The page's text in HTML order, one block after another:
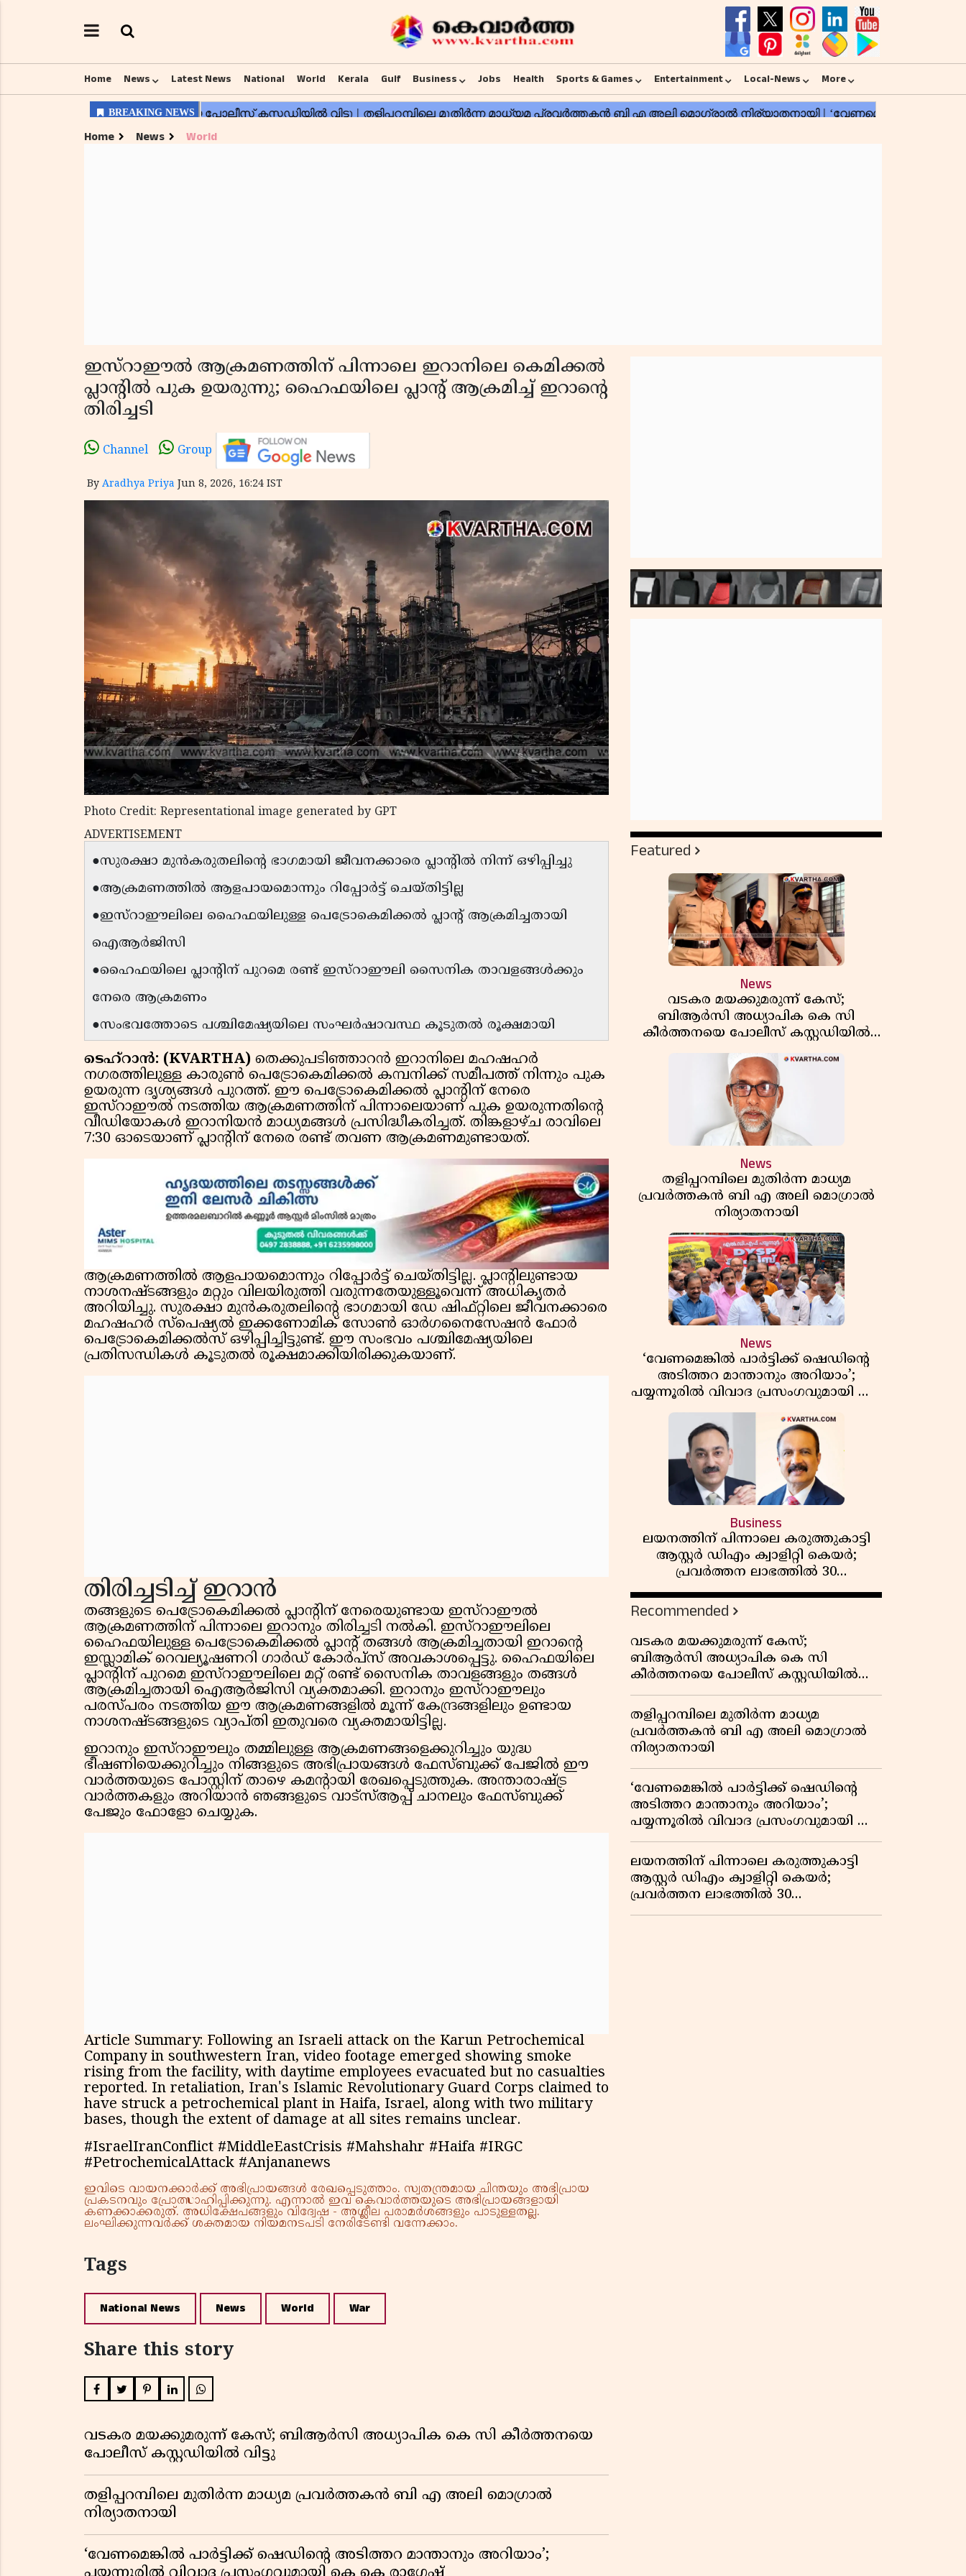
Home News Latest News National World Kerala Gulf Business Jobs Health Sports & Games Entertainment Local-News More
Home News World
ഇസ്റാഈൽ ആക്രമണത്തിന് പിന്നാലെ ഇറാനിലെ കെമിക്കൽ
പ്ലാൻ്റിൽ പുക ഉയരുന്നു; ഹൈഫയിലെ പ്ലാൻ്റ് ആക്രമിച്ച് ഇറാൻ്റെ
തിരിച്ചടി
Channel Group
By Aradhya Priya Jun 8, 2026, 16:24 IST
Photo Credit: Representational image generated by GPT
ADVERTISEMENT
●സുരക്ഷാ മുൻകരുതലിൻ്റെ ഭാഗമായി ജീവനക്കാരെ പ്ലാൻ്റിൽ നിന്ന് ഒഴിപ്പിച്ചു
●ആക്രമണത്തിൽ ആളപായമൊന്നും റിപ്പോർട്ട് ചെയ്തിട്ടില്ല
●ഇസ്റാഈലിലെ ഹൈഫയിലുള്ള പെട്രോകെമിക്കൽ പ്ലാൻ്റ് ആക്രമിച്ചതായി
ഐആർജിസി
●ഹൈഫയിലെ പ്ലാൻ്റിന് പുറമെ രണ്ട് ഇസ്റാഈലി സൈനിക താവളങ്ങൾക്കും
നേരെ ആക്രമണം
●സംഭവത്തോടെ പശ്ചിമേഷ്യയിലെ സംഘർഷാവസ്ഥ കൂടുതൽ രൂക്ഷമായി
ടെഹ്റാൻ: (KVARTHA) തെക്കുപടിഞ്ഞാറൻ ഇറാനിലെ മഹഷഹർ
നഗരത്തിലുള്ള കാരുൺ പെട്രോകെമിക്കൽ കമ്പനിക്ക് സമീപത്ത് നിന്നും പുക
ഉയരുന്ന ദൃശ്യങ്ങൾ പുറത്ത്. ഈ പെട്രോകെമിക്കൽ പ്ലാൻ്റിന് നേരെ
ഇസ്റാഈൽ നടത്തിയ ആക്രമണത്തിന് പിന്നാലെയാണ് പുക ഉയരുന്നതിൻ്റെ
വീഡിയോകൾ ഇറാനിയൻ മാധ്യമങ്ങൾ പ്രസിദ്ധീകരിച്ചത്. തിങ്കളാഴ്ച രാവിലെ
7:30 ഓടെയാണ് പ്ലാൻ്റിന് നേരെ രണ്ട് തവണ ആക്രമണമുണ്ടായത്.
ആക്രമണത്തിൽ ആളപായമൊന്നും റിപ്പോർട്ട് ചെയ്തിട്ടില്ല. പ്ലാൻ്റിലുണ്ടായ
നാശനഷ്ടങ്ങളും മറ്റും വിലയിരുത്തി വരുന്നതേയുള്ളൂവെന്ന് അധികൃതർ
അറിയിച്ചു. സുരക്ഷാ മുൻകരുതലിൻ്റെ ഭാഗമായി ഡേ ഷിഫ്റ്റിലെ ജീവനക്കാരെ
മഹഷഹർ സ്പെഷ്യൽ ഇക്കണോമിക് സോൺ ഓർഗനൈസേഷൻ ഫോർ
പെട്രോകെമിക്കൽസ് ഒഴിപ്പിച്ചിട്ടുണ്ട്. ഈ സംഭവം പശ്ചിമേഷ്യയിലെ
പ്രതിസന്ധികൾ കൂടുതൽ രൂക്ഷമാക്കിയിരിക്കുകയാണ്.
തിരിച്ചടിച്ച് ഇറാൻ
തങ്ങളുടെ പെട്രോകെമിക്കൽ പ്ലാൻ്റിന് നേരെയുണ്ടായ ഇസ്റാഈൽ
ആക്രമണത്തിന് പിന്നാലെ ഇറാനും തിരിച്ചടി നൽകി. ഇസ്റാഈലിലെ
ഹൈഫയിലുള്ള പെട്രോകെമിക്കൽ പ്ലാൻ്റ് തങ്ങൾ ആക്രമിച്ചതായി ഇറാൻ്റെ
ഇസ്ലാമിക് റെവല്യൂഷണറി ഗാർഡ് കോർപ്സ് അവകാശപ്പെട്ടു. ഹൈഫയിലെ
പ്ലാൻ്റിന് പുറമെ ഇസ്റാഈലിലെ മറ്റ് രണ്ട് സൈനിക താവളങ്ങളും തങ്ങൾ
ആക്രമിച്ചതായി ഐആർജിസി വ്യക്തമാക്കി. ഇറാനും ഇസ്റാഈലും
പരസ്പരം നടത്തിയ ഈ ആക്രമണങ്ങളിൽ മൂന്ന് കേന്ദ്രങ്ങളിലും ഉണ്ടായ
നാശനഷ്ടങ്ങളുടെ വ്യാപ്തി ഇതുവരെ വ്യക്തമായിട്ടില്ല.
ഇറാനും ഇസ്റാഈലും തമ്മിലുള്ള ആക്രമണങ്ങളെക്കുറിച്ചും യുദ്ധ
ഭീഷണിയെക്കുറിച്ചും നിങ്ങളുടെ അഭിപ്രായങ്ങൾ ഫേസ്ബുക്ക് പേജിൽ ഈ
വാർത്തയുടെ പോസ്റ്റിന് താഴെ കമൻ്റായി രേഖപ്പെടുത്തുക. അന്താരാഷ്ട്ര
വാർത്തകളും അറിയാൻ ഞങ്ങളുടെ വാട്സ്ആപ്പ് ചാനലും ഫേസ്ബുക്ക്
പേജും ഫോളോ ചെയ്യുക.
Article Summary: Following an Israeli attack on the Karun Petrochemical
Company in southwestern Iran, video footage emerged showing smoke
rising from the facility, with daytime employees evacuated but no casualties
reported. In retaliation, Iran's Islamic Revolutionary Guard Corps claimed to
have struck a petrochemical plant in Haifa, Israel, along with two military
bases, though the extent of damage at all sites remains unclear.
#IsraelIranConflict #MiddleEastCrisis #Mahshahr #Haifa #IRGC
#PetrochemicalAttack #Anjananews
ഇവിടെ വായനക്കാർക്ക് അഭിപ്രായങ്ങൾ രേഖപ്പെടുത്താം. സ്വതന്ത്രമായ ചിന്തയും അഭിപ്രായ
പ്രകടനവും പ്രോത്സാഹിപ്പിക്കുന്നു. എന്നാൽ ഇവ കെവാർത്തയുടെ അഭിപ്രായങ്ങളായി
കണക്കാക്കരുത്. അധിക്ഷേപങ്ങളും വിദ്വേഷ - അശ്ലീല പരാമർശങ്ങളും പാടുള്ളതല്ല.
ലംഘിക്കുന്നവർക്ക് ശക്തമായ നിയമനടപടി നേരിടേണ്ടി വന്നേക്കാം.
Tags
National News News World War
Share this story
വടകര മയക്കുമരുന്ന് കേസ്; ബിആർസി അധ്യാപിക കെ സി കീർത്തനയെ
പോലീസ് കസ്റ്റഡിയിൽ വിട്ടു
തളിപ്പറമ്പിലെ മുതിർന്ന മാധ്യമ പ്രവർത്തകൻ ബി എ അലി മൊഗ്രാൽ
നിര്യാതനായി
‘വേണമെങ്കിൽ പാർട്ടിക്ക് ഷെഡിൻ്റെ അടിത്തറ മാന്താനും അറിയാം’;
Featured
News
വടകര മയക്കുമരുന്ന് കേസ്;
ബിആർസി അധ്യാപിക കെ സി
കീർത്തനയെ പോലീസ് കസ്റ്റഡിയിൽ
News
തളിപ്പറമ്പിലെ മുതിർന്ന മാധ്യമ
പ്രവർത്തകൻ ബി എ അലി മൊഗ്രാൽ
നിര്യാതനായി
News
‘വേണമെങ്കിൽ പാർട്ടിക്ക് ഷെഡിൻ്റെ
അടിത്തറ മാന്താനും അറിയാം’;
പയ്യന്നൂരിൽ വിവാദ പ്രസംഗവുമായി കെ
കെ രാഗേഷ്
Business
ലയനത്തിന് പിന്നാലെ കരുത്തുകാട്ടി
ആസ്റ്റർ ഡിഎം ക്വാളിറ്റി കെയർ;
പ്രവർത്തന ലാഭത്തിൽ 30
ശതമാനത്തിൻ്റെ വളർച്ച,
വരുമാനത്തിലും ലാഭത്തിലും വൻ
കുതിപ്പ് രേഖപ്പെടുത്തി ആദ്യ പാദ
റിപ്പോർട്ട് പുറത്ത്
Recommended
വടകര മയക്കുമരുന്ന് കേസ്;
ബിആർസി അധ്യാപിക കെ സി
കീർത്തനയെ പോലീസ് കസ്റ്റഡിയിൽ
വിട്ടു
തളിപ്പറമ്പിലെ മുതിർന്ന മാധ്യമ
പ്രവർത്തകൻ ബി എ അലി മൊഗ്രാൽ
നിര്യാതനായി
‘വേണമെങ്കിൽ പാർട്ടിക്ക് ഷെഡിൻ്റെ
അടിത്തറ മാന്താനും അറിയാം’;
പയ്യന്നൂരിൽ വിവാദ പ്രസംഗവുമായി കെ
കെ രാഗേഷ്
ലയനത്തിന് പിന്നാലെ കരുത്തുകാട്ടി
ആസ്റ്റർ ഡിഎം ക്വാളിറ്റി കെയർ;
പ്രവർത്തന ലാഭത്തിൽ 30
ശതമാനത്തിൻ്റെ വളർച്ച,